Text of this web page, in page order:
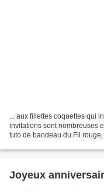
... aux fillettes coquettes qui
invitations sont nombreuses
tuto de bandeau du Fil
Joyeux